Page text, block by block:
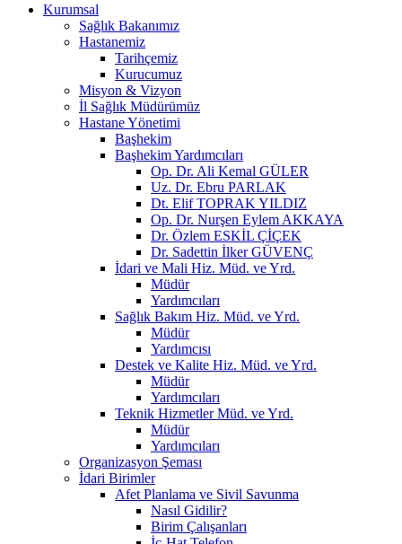
Kurumsal
Sağlık Bakanımız
Hastanemiz
Tarihçemiz
Kurucumuz
Misyon & Vizyon
İl Sağlık Müdürümüz
Hastane Yönetimi
Başhekim
Başhekim Yardımcıları
Op. Dr. Ali Kemal GÜLER
Uz. Dr. Ebru PARLAK
Dt. Elif TOPRAK YILDIZ
Op. Dr. Nurşen Eylem AKKAYA
Dr. Özlem ESKİL ÇİÇEK
Dr. Sadettin İlker GÜVENÇ
İdari ve Mali Hiz. Müd. ve Yrd.
Müdür
Yardımcıları
Sağlık Bakım Hiz. Müd. ve Yrd.
Müdür
Yardımcısı
Destek ve Kalite Hiz. Müd. ve Yrd.
Müdür
Yardımcıları
Teknik Hizmetler Müd. ve Yrd.
Müdür
Yardımcıları
Organizasyon Şeması
İdari Birimler
Afet Planlama ve Sivil Savunma
Nasıl Gidilir?
Birim Çalışanları